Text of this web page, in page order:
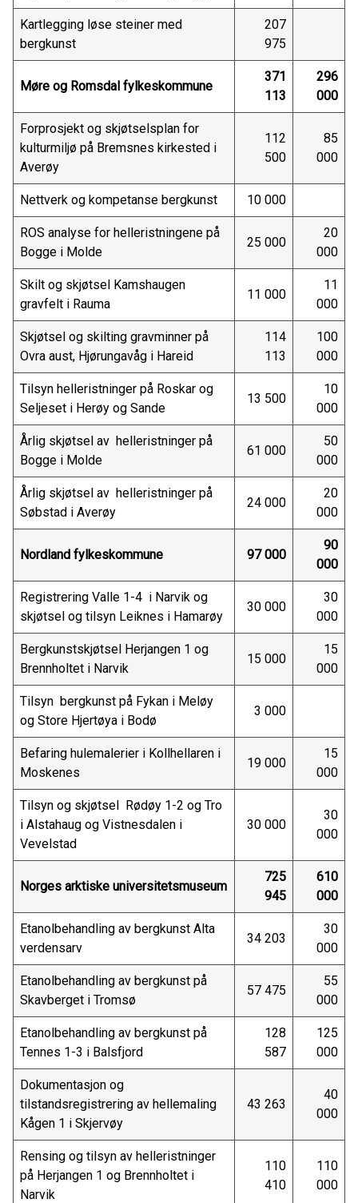
Kartlegging løse steiner med
bergkunst
207
975
Møre og Romsdal fylkeskommune
371
113
296
000
Forprosjekt og skjøtselsplan for
kulturmiljø på Bremsnes kirkested i
Averøy
112
500
85
000
Nettverk og kompetanse bergkunst 10 000
ROS analyse for helleristningene på
Bogge i Molde
25 000
20
000
Skilt og skjøtsel Kamshaugen
gravfelt i Rauma
11 000
11
000
Skjøtsel og skilting gravminner på
Ovra aust, Hjørungavåg i Hareid
114
113
100
000
Tilsyn helleristninger på Roskar og
Seljeset i Herøy og Sande
13 500
10
000
Årlig skjøtsel av helleristninger på
Bogge i Molde
61 000
50
000
Årlig skjøtsel av helleristninger på
Søbstad i Averøy
24 000
20
000
Nordland fylkeskommune 97 000
90
000
Registrering Valle 1-4 i Narvik og
skjøtsel og tilsyn Leiknes i Hamarøy
30 000
30
000
Bergkunstskjøtsel Herjangen 1 og
Brennholtet i Narvik
15 000
15
000
Tilsyn bergkunst på Fykan i Meløy
og Store Hjertøya i Bodø
3 000
Befaring hulemalerier i Kollhellaren i
Moskenes
19 000
15
000
Tilsyn og skjøtsel Rødøy 1-2 og Tro
i Alstahaug og Vistnesdalen i
Vevelstad
30 000
30
000
Norges arktiske universitetsmuseum
725
945
610
000
Etanolbehandling av bergkunst Alta
verdensarv
34 203
30
000
Etanolbehandling av bergkunst på
Skavberget i Tromsø
57 475
55
000
Etanolbehandling av bergkunst på
Tennes 1-3 i Balsfjord
128
587
125
000
Dokumentasjon og
tilstandsregistrering av hellemaling
Kågen 1 i Skjervøy
43 263
40
000
Rensing og tilsyn av helleristninger
på Herjangen 1 og Brennholtet i
Narvik
110
410
110
000